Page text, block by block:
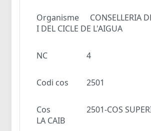
Organisme
CONSELLERIA
I DEL CICLE DE L'AIGUA
NC 4
Codi cos 2501
Cos
2501-COS
LA CAIB